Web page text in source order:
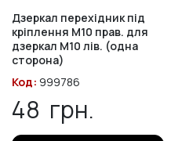
Дзеркал перехідник під
кріплення М10 прав. для
дзеркал М10 лів. (одна
сторона)
Код: 999786
48 грн.